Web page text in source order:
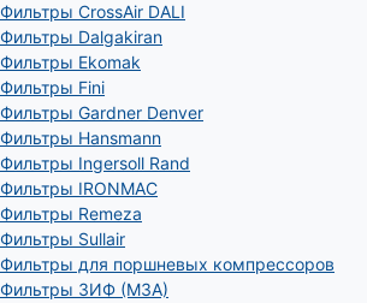
Фильтры CrossAir DALI
Фильтры Dalgakiran
Фильтры Ekomak
Фильтры Fini
Фильтры Gardner Denver
Фильтры Hansmann
Фильтры Ingersoll Rand
Фильтры IRONMAC
Фильтры Remeza
Фильтры Sullair
Фильтры для поршневых компрессоров
Фильтры ЗИФ (МЗА)